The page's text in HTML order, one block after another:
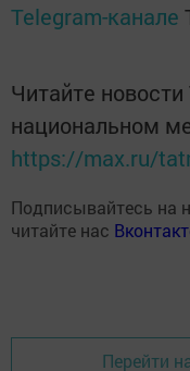
Telegram-канале
Читайте новости
национальном
https://max.ru/
Подписывайтесь на
читайте нас
Перейти